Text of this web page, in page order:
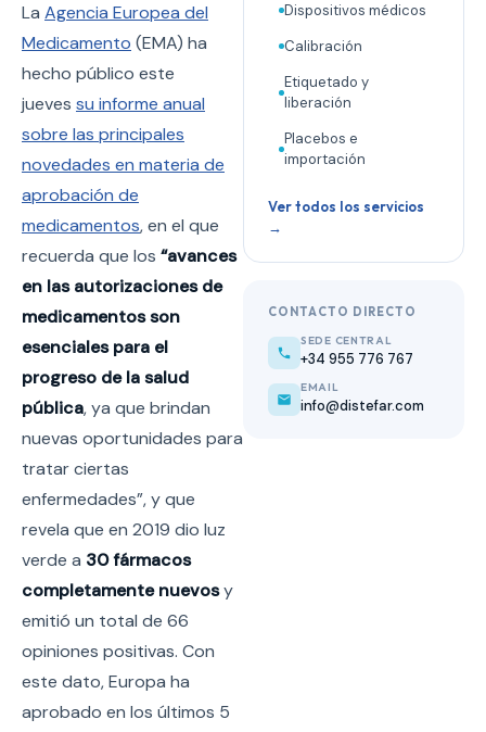
La Agencia Europea del
Medicamento (EMA) ha
hecho público este
jueves su informe anual
sobre las principales
novedades en materia de
aprobación de
medicamentos, en el que
recuerda que los “avances
en las autorizaciones de
medicamentos son
esenciales para el
progreso de la salud
pública, ya que brindan
nuevas oportunidades para
tratar ciertas
enfermedades”, y que
revela que en 2019 dio luz
verde a 30 fármacos
completamente nuevosy
emitió un total de 66
opiniones positivas. Con
este dato, Europa ha
aprobado en los últimos 5
Dispositivos médicos
Calibración
Etiquetado y
liberación
Placebos e
importación
Ver todos los servicios
→
CONTACTO DIRECTO
SEDE CENTRAL
+34 955 776 767
EMAIL
info@distefar.com